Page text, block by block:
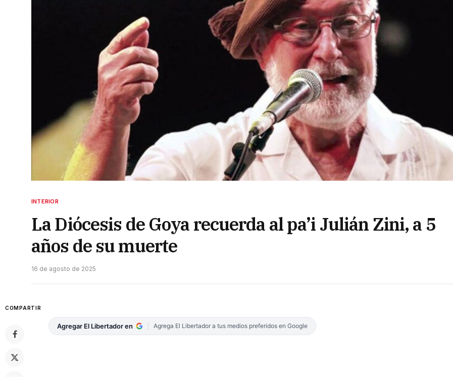
INTERIOR
La Diócesis de Goya recuerda al pa’i Julián Zini, a 5
años de su muerte
16 de agosto de 2025
COMPARTIR
Agregar El Libertador en Agrega El Libertador a tus medios preferidos en Google